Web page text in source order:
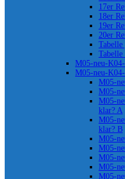
17er
18er
19er
20er
Tabelle
M05-neu-
M05-neu-
M05-
M05-
M05-
klar? A
M05-
klar? B
M05-
M05-
M05-
M05-
M05-